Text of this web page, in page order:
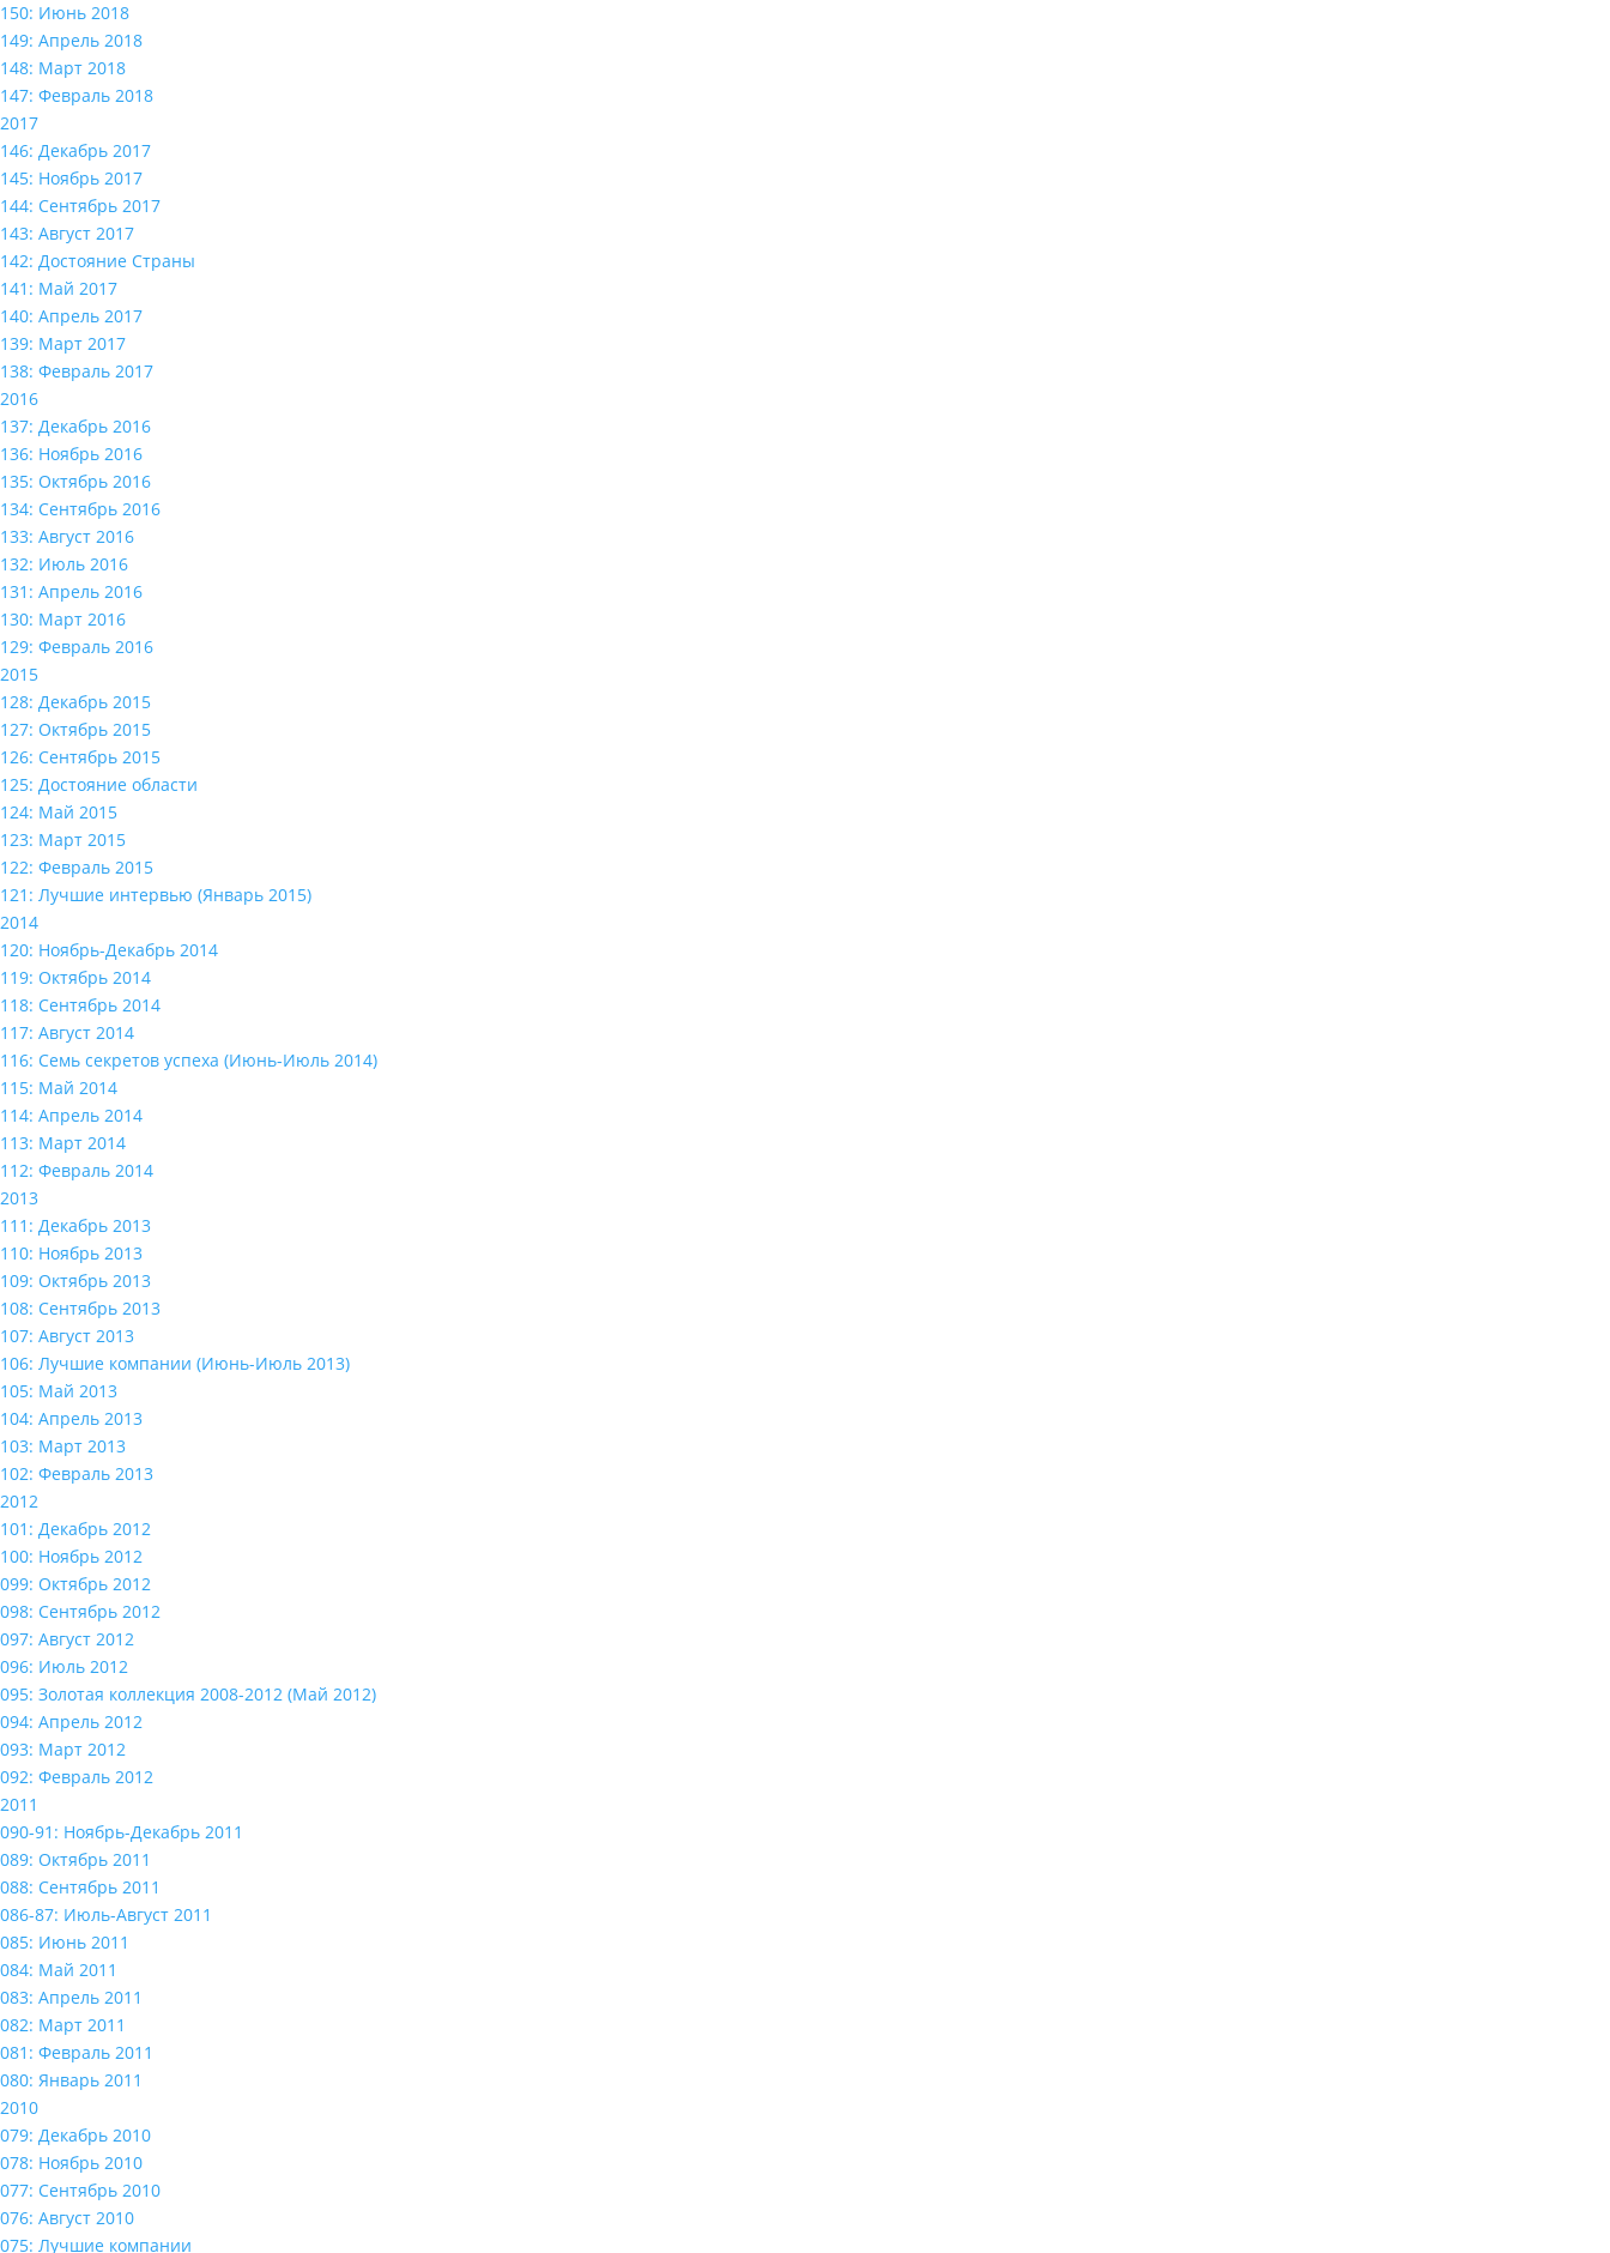
150: Июнь 2018
149: Апрель 2018
148: Март 2018
147: Февраль 2018
2017
146: Декабрь 2017
145: Ноябрь 2017
144: Сентябрь 2017
143: Август 2017
142: Достояние Страны
141: Май 2017
140: Апрель 2017
139: Март 2017
138: Февраль 2017
2016
137: Декабрь 2016
136: Ноябрь 2016
135: Октябрь 2016
134: Сентябрь 2016
133: Август 2016
132: Июль 2016
131: Апрель 2016
130: Март 2016
129: Февраль 2016
2015
128: Декабрь 2015
127: Октябрь 2015
126: Сентябрь 2015
125: Достояние области
124: Май 2015
123: Март 2015
122: Февраль 2015
121: Лучшие интервью (Январь 2015)
2014
120: Ноябрь-Декабрь 2014
119: Октябрь 2014
118: Сентябрь 2014
117: Август 2014
116: Семь секретов успеха (Июнь-Июль 2014)
115: Май 2014
114: Апрель 2014
113: Март 2014
112: Февраль 2014
2013
111: Декабрь 2013
110: Ноябрь 2013
109: Октябрь 2013
108: Сентябрь 2013
107: Август 2013
106: Лучшие компании (Июнь-Июль 2013)
105: Май 2013
104: Апрель 2013
103: Март 2013
102: Февраль 2013
2012
101: Декабрь 2012
100: Ноябрь 2012
099: Октябрь 2012
098: Сентябрь 2012
097: Август 2012
096: Июль 2012
095: Золотая коллекция 2008-2012 (Май 2012)
094: Апрель 2012
093: Март 2012
092: Февраль 2012
2011
090-91: Ноябрь-Декабрь 2011
089: Октябрь 2011
088: Сентябрь 2011
086-87: Июль-Август 2011
085: Июнь 2011
084: Май 2011
083: Апрель 2011
082: Март 2011
081: Февраль 2011
080: Январь 2011
2010
079: Декабрь 2010
078: Ноябрь 2010
077: Сентябрь 2010
076: Август 2010
075: Лучшие компании